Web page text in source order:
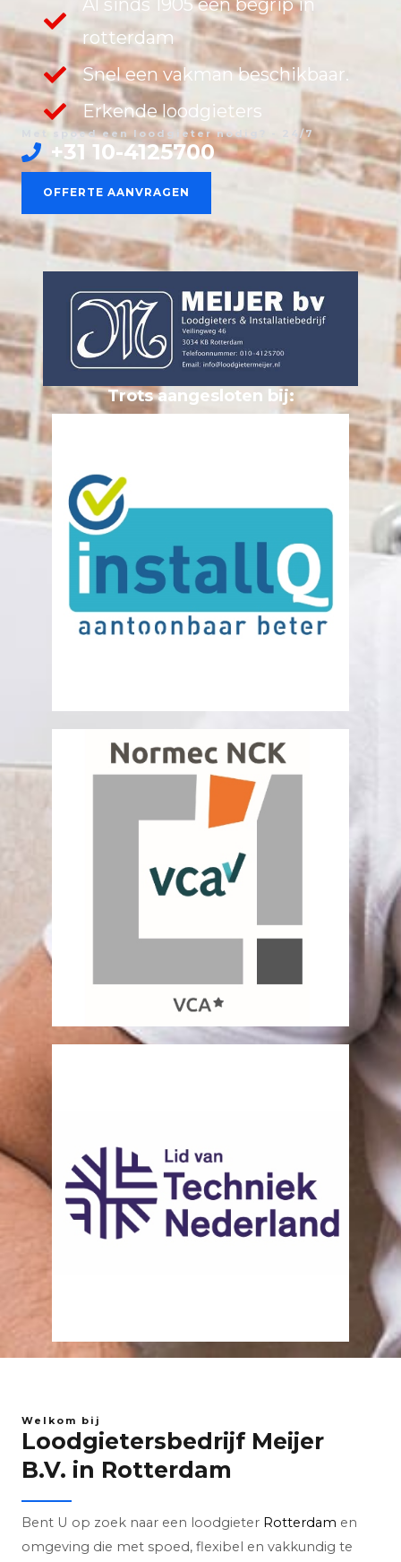
rotterdam
Snel een vakman beschikbaar.
Erkende loodgieters
Met spoed een loodgieter nodig? - 24/7
+31 10-4125700
OFFERTE AANVRAGEN
Trots aangesloten bij:
Welkom bij
Loodgietersbedrijf Meijer
B.V. in Rotterdam
Bent U op zoek naar een loodgieter Rotterdam en
omgeving die met spoed, flexibel en vakkundig te